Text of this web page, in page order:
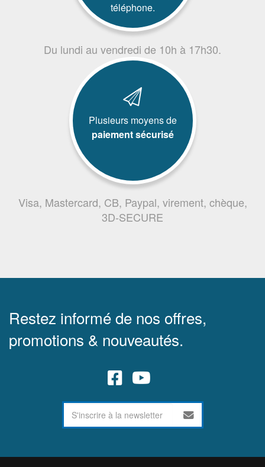
téléphone.
Du lundi au vendredi de 10h à 17h30.
Plusieurs moyens de
paiement sécurisé
Visa, Mastercard, CB, Paypal, virement, chèque,
3D-SECURE
Restez informé de nos offres,
promotions & nouveautés.